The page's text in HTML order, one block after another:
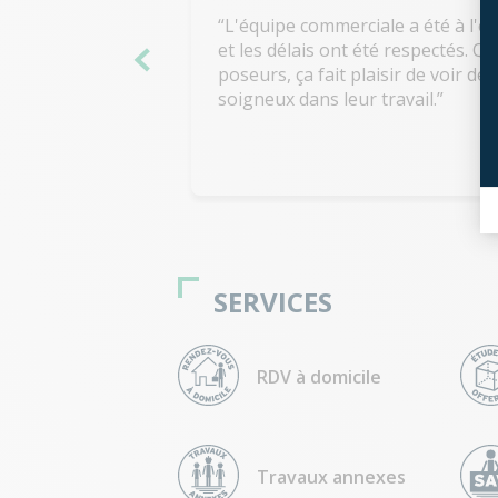
L'équipe commerciale a été à
et les délais ont été respectés.
poseurs, ça fait plaisir de voir
soigneux dans leur travail.
SERVICES
RDV à domicile
Travaux annexes